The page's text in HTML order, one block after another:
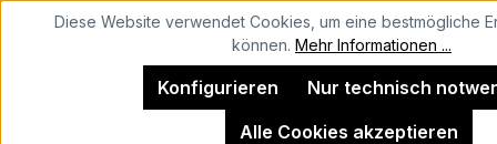
Diese Website verwendet Cookies, um eine bestmögliche
können. Mehr Informationen ...
Nur technisch
Konfigurieren
Alle Cookies akzeptieren